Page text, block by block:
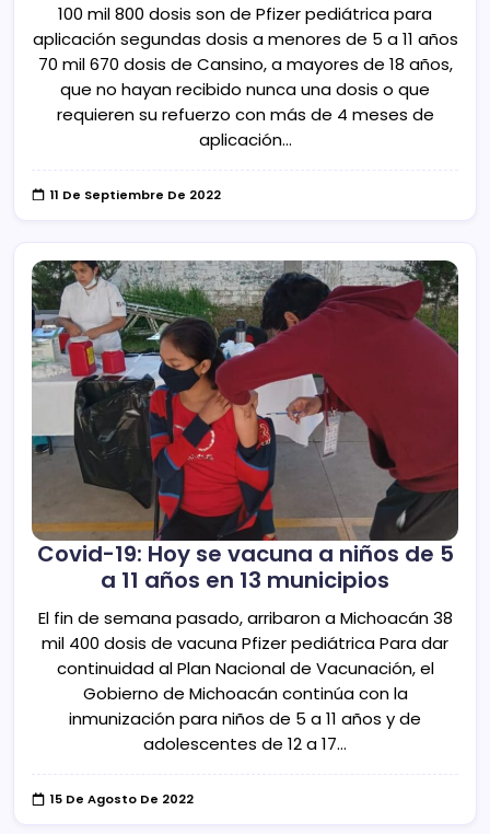
100 mil 800 dosis son de Pfizer pediátrica para
aplicación segundas dosis a menores de 5 a 11 años
70 mil 670 dosis de Cansino, a mayores de 18 años,
que no hayan recibido nunca una dosis o que
requieren su refuerzo con más de 4 meses de
aplicación…
11 De Septiembre De 2022
Covid-19: Hoy se vacuna a niños de 5
a 11 años en 13 municipios
El fin de semana pasado, arribaron a Michoacán 38
mil 400 dosis de vacuna Pfizer pediátrica Para dar
continuidad al Plan Nacional de Vacunación, el
Gobierno de Michoacán continúa con la
inmunización para niños de 5 a 11 años y de
adolescentes de 12 a 17…
15 De Agosto De 2022